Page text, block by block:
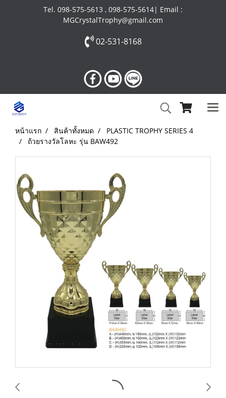
Tel. 098-575-5613 , 098-575-5614| Email :
MGCrystalTrophy@gmail.com
02-531-8168
หน้าแรก สินค้าทั้งหมด
PLASTIC TROPHY SERIES 4
ถ้วยรางวัลโลหะ รุ่น BAW492